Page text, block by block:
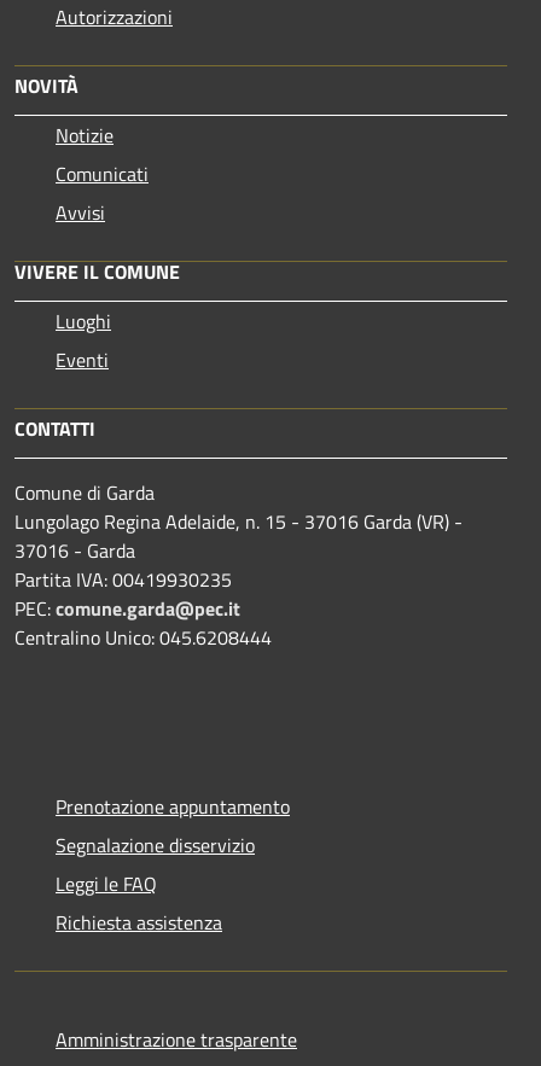
Autorizzazioni
NOVITÀ
Notizie
Comunicati
Avvisi
VIVERE IL COMUNE
Luoghi
Eventi
CONTATTI
Comune di Garda
Lungolago Regina Adelaide, n. 15 - 37016 Garda (VR) -
37016 - Garda
Partita IVA: 00419930235
PEC:comune.garda@pec.it
Centralino Unico: 045.6208444
Prenotazione appuntamento
Segnalazione disservizio
Leggi le FAQ
Richiesta assistenza
Amministrazione trasparente